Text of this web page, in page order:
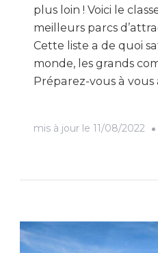
plus loin ! Voici le
meilleurs parcs
Cette liste a de quoi
monde, les grands
Préparez-vous à vous
mis à jour le 11/08/2022